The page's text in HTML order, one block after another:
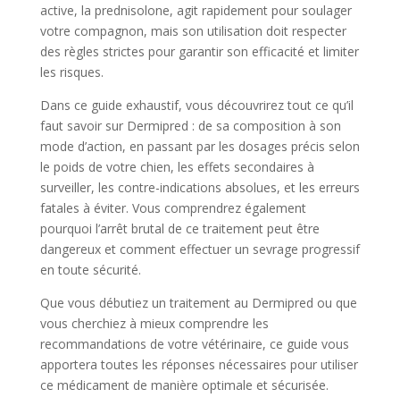
active, la prednisolone, agit rapidement pour soulager
votre compagnon, mais son utilisation doit respecter
des règles strictes pour garantir son efficacité et limiter
les risques.
Dans ce guide exhaustif, vous découvrirez tout ce qu’il
faut savoir sur Dermipred : de sa composition à son
mode d’action, en passant par les dosages précis selon
le poids de votre chien, les effets secondaires à
surveiller, les contre-indications absolues, et les erreurs
fatales à éviter. Vous comprendrez également
pourquoi l’arrêt brutal de ce traitement peut être
dangereux et comment effectuer un sevrage progressif
en toute sécurité.
Que vous débutiez un traitement au Dermipred ou que
vous cherchiez à mieux comprendre les
recommandations de votre vétérinaire, ce guide vous
apportera toutes les réponses nécessaires pour utiliser
ce médicament de manière optimale et sécurisée.